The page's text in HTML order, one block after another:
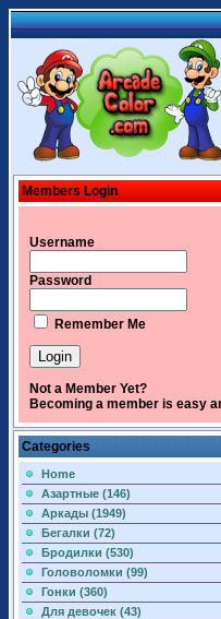
Members Login
Username
Password
Remember Me
Not a Member Yet?
Becoming a member is easy
Categories
Home
Азартные (146)
Аркады (1949)
Бегалки (72)
Бродилки (530)
Головоломки (99)
Гонки (360)
Для девочек (43)